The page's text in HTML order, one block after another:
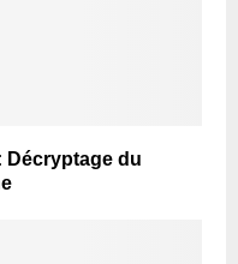
Décryptage du